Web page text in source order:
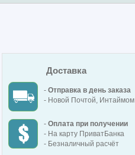
Доставка
- Отправка в день заказа
- Новой Почтой, Интаймом
- Оплата при получении
- На карту ПриватБанка
- Безналичный расчёт